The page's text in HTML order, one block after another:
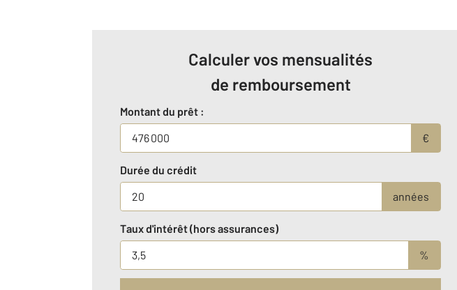
Calculer vos mensualités
de remboursement
Montant du prêt :
€
Durée du crédit
années
Taux d'intérêt (hors assurances)
%